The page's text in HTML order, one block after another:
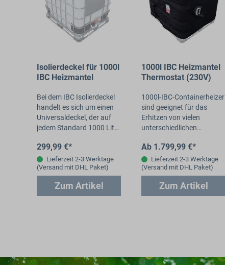
Isolierdeckel für 1000l
IBC Heizmantel
Bei dem IBC Isolierdeckel
handelt es sich um einen
Universaldeckel, der auf
jedem Standard 1000 Liter
Isolierdeckel kann in
Verbindung…
299,99 €*
Lieferzeit 2-3 Werktage
(Versand mit DHL Paket)
Zum Artikel
1000l IBC Heizmantel
Thermostat (230V)
1000l-IBC-Containerheizer
sind geeignet für das
Erhitzen von vielen
unterschiedlichen
Harz, Öl, Fett, Sirup,
Zucker, Kraftstoff und…
Ab 1.799,99 €*
Lieferzeit 2-3 Werktage
(Versand mit DHL Paket)
Zum Artikel